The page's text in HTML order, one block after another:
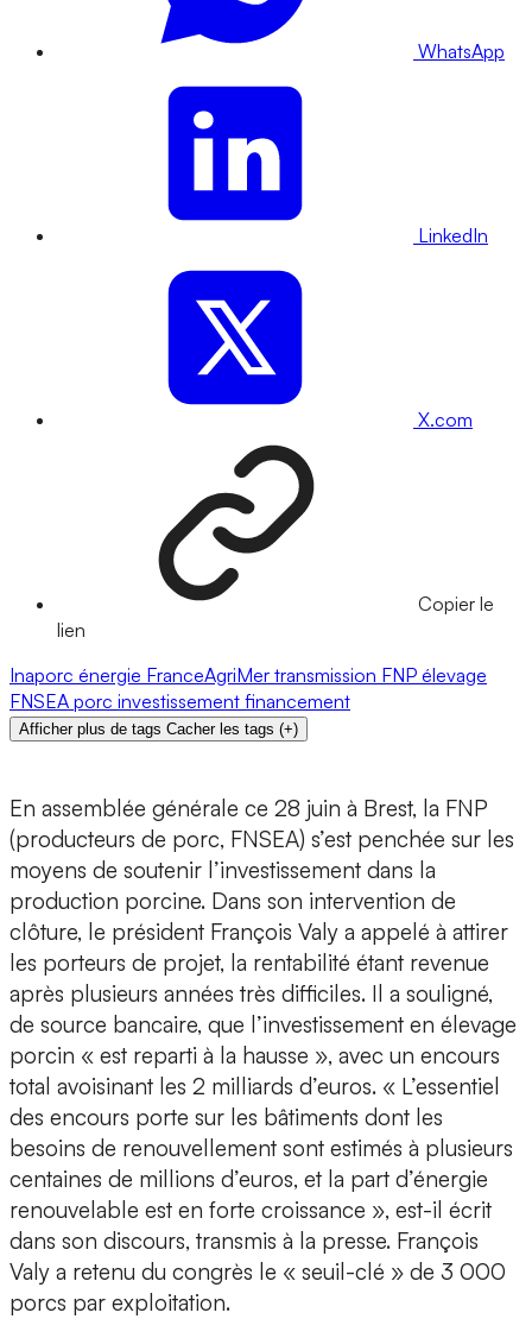
WhatsApp
LinkedIn
X.com
Copier le
lien
Inaporc énergie FranceAgriMer transmission FNP élevage
FNSEA porc investissement financement
Afficher plus de tags Cacher les tags (+)
En assemblée générale ce 28 juin à Brest, la FNP
(producteurs de porc, FNSEA) s’est penchée sur les
moyens de soutenir l’investissement dans la
production porcine. Dans son intervention de
clôture, le président François Valy a appelé à attirer
les porteurs de projet, la rentabilité étant revenue
après plusieurs années très difficiles. Il a souligné,
de source bancaire, que l’investissement en élevage
porcin « est reparti à la hausse », avec un encours
total avoisinant les 2 milliards d’euros. « L’essentiel
des encours porte sur les bâtiments dont les
besoins de renouvellement sont estimés à plusieurs
centaines de millions d’euros, et la part d’énergie
renouvelable est en forte croissance », est-il écrit
dans son discours, transmis à la presse. François
Valy a retenu du congrès le « seuil-clé » de 3 000
porcs par exploitation.